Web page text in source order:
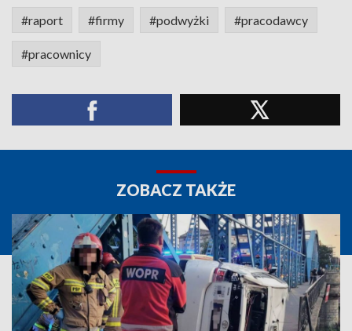
#raport #firmy #podwyżki #pracodawcy
#pracownicy
ZOBACZ TAKŻE